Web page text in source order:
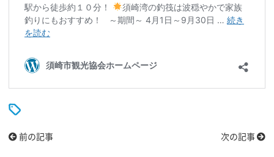
前の記事 次の記事